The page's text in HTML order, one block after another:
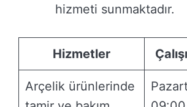
hizmeti sunmaktadır.
Hizmetler
Arçelik ürünlerinde